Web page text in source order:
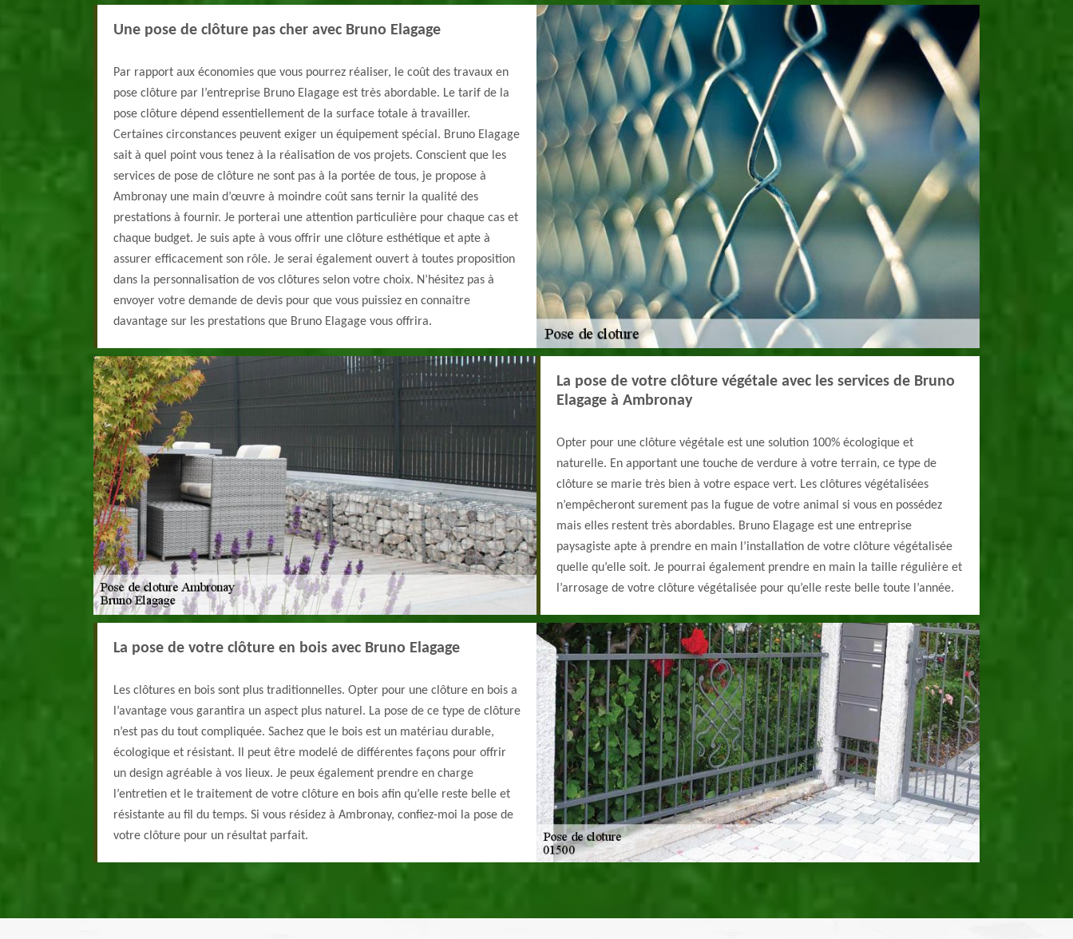
Une pose de clôture pas cher avec Bruno Elagage
Par rapport aux économies que vous pourrez réaliser, le coût des travaux en
pose clôture par l’entreprise Bruno Elagage est très abordable. Le tarif de la
pose clôture dépend essentiellement de la surface totale à travailler.
Certaines circonstances peuvent exiger un équipement spécial. Bruno Elagage
sait à quel point vous tenez à la réalisation de vos projets. Conscient que les
services de pose de clôture ne sont pas à la portée de tous, je propose à
Ambronay une main d’œuvre à moindre coût sans ternir la qualité des
prestations à fournir. Je porterai une attention particulière pour chaque cas et
chaque budget. Je suis apte à vous offrir une clôture esthétique et apte à
assurer efficacement son rôle. Je serai également ouvert à toutes proposition
dans la personnalisation de vos clôtures selon votre choix. N’hésitez pas à
envoyer votre demande de devis pour que vous puissiez en connaitre
davantage sur les prestations que Bruno Elagage vous offrira.
La pose de votre clôture végétale avec les services de Bruno
Elagage à Ambronay
Opter pour une clôture végétale est une solution 100% écologique et
naturelle. En apportant une touche de verdure à votre terrain, ce type de
clôture se marie très bien à votre espace vert. Les clôtures végétalisées
n’empêcheront surement pas la fugue de votre animal si vous en possédez
mais elles restent très abordables. Bruno Elagage est une entreprise
paysagiste apte à prendre en main l’installation de votre clôture végétalisée
quelle qu’elle soit. Je pourrai également prendre en main la taille régulière et
l’arrosage de votre clôture végétalisée pour qu’elle reste belle toute l’année.
La pose de votre clôture en bois avec Bruno Elagage
Les clôtures en bois sont plus traditionnelles. Opter pour une clôture en bois a
l’avantage vous garantira un aspect plus naturel. La pose de ce type de clôture
n’est pas du tout compliquée. Sachez que le bois est un matériau durable,
écologique et résistant. Il peut être modelé de différentes façons pour offrir
un design agréable à vos lieux. Je peux également prendre en charge
l’entretien et le traitement de votre clôture en bois afin qu’elle reste belle et
résistante au fil du temps. Si vous résidez à Ambronay, confiez-moi la pose de
votre clôture pour un résultat parfait.